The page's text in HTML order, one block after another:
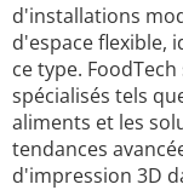
d'installations
d'espace flexible,
ce type.
spécialisés tels
aliments et les
tendances
d'impression 3D